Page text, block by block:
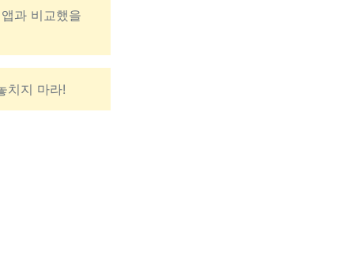
과 비교했을
치지 마라!